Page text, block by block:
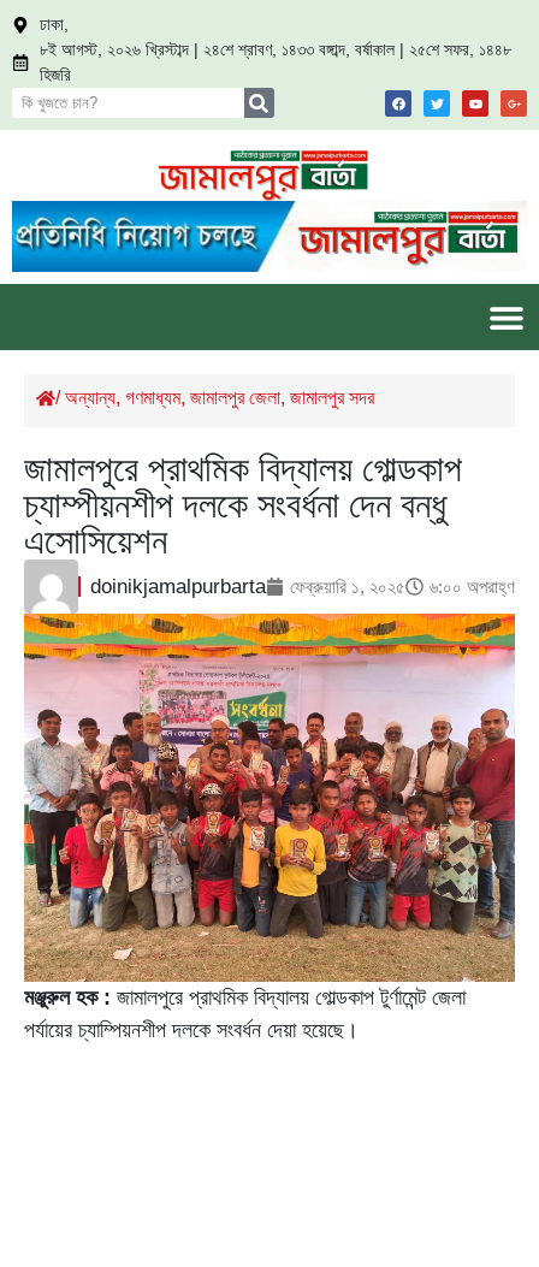
ঢাকা,
৮ই আগস্ট, ২০২৬ খ্রিস্টাব্দ | ২৪শে শ্রাবণ, ১৪৩৩ বঙ্গাব্দ, বর্ষাকাল | ২৫শে সফর, ১৪৪৮
হিজরি
/অন্যান্য, গণমাধ্যম, জামালপুর জেলা, জামালপুর সদর
জামালপুরে প্রাথমিক বিদ্যালয় গোল্ডকাপ
চ্যাম্পীয়নশীপ দলকে সংবর্ধনা দেন বন্ধু
এসোসিয়েশন
doinikjamalpurbarta ফেব্রুয়ারি ১, ২০২৫ ৬:০০ অপরাহ্ণ
মঞ্জুরুল হক : জামালপুরে প্রাথমিক বিদ্যালয় গোল্ডকাপ টুর্ণামেন্ট জেলা
পর্যায়ের চ্যাম্পিয়নশীপ দলকে সংবর্ধন দেয়া হয়েছে।